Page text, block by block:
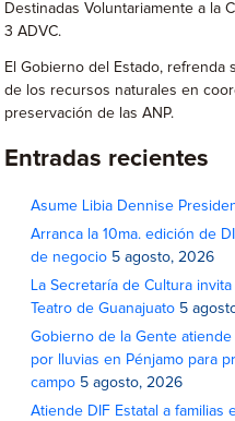
Destinadas Voluntariamente a la
3 ADVC.
El Gobierno del Estado, refrenda
de los recursos naturales en
preservación de las ANP.
Entradas recientes
Asume Libia Dennise
Arranca la 10ma. edición de
de negocio 5 agosto, 2026
La Secretaría de Cultura
Teatro de Guanajuato 5
Gobierno de la Gente
por lluvias en Pénjamo para
campo 5 agosto, 2026
Atiende DIF Estatal a